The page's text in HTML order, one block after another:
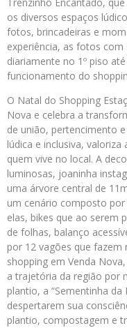
os diversos espaços
fotos, brincadeiras e
experiência, as fotos
diariamente no 1º piso
funcionamento do
O Natal do Shopping
Nova e celebra a
de união, pertencimento
lúdica e inclusiva,
quem vive no local. A
luminosas, joaninha
uma árvore central de
um cenário composto por
elas, bikes que ao serem
de folhas, balanço
por 12 vagões que
shopping em Venda
a trajetória da região por
plantio, a “Sementinha
despertarem sua
plantio, compostagem e